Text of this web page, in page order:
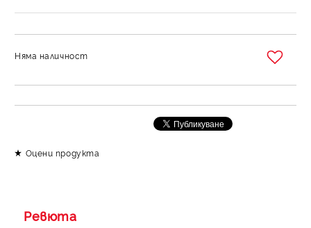
Няма наличност
Оцени продукта
Ревюта